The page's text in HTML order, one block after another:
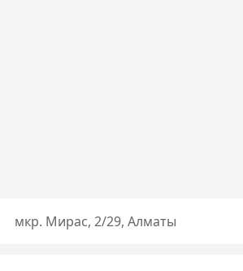
​мкр. Мирас, 2/29, Алматы